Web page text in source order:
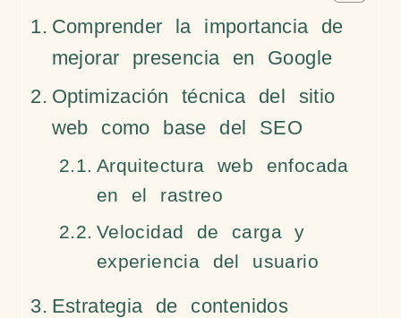
Comprender la importancia de
mejorar presencia en Google
Optimización técnica del sitio
web como base del SEO
Arquitectura web enfocada
en el rastreo
Velocidad de carga y
experiencia del usuario
Estrategia de contenidos